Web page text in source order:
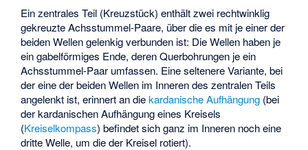
Ein zentrales Teil (Kreuzstück) enthält zwei rechtwinklig
gekreuzte Achsstummel-Paare, über die es mit je einer der
beiden Wellen gelenkig verbunden ist: Die Wellen haben je
ein gabelförmiges Ende, deren Querbohrungen je ein
Achsstummel-Paar umfassen. Eine seltenere Variante, bei
der eine der beiden Wellen im Inneren des zentralen Teils
angelenkt ist, erinnert an diekardanische Aufhängung (bei
der kardanischen Aufhängung eines Kreisels
(Kreiselkompass) befindet sich ganz im Inneren noch eine
dritte Welle, um die der Kreisel rotiert).